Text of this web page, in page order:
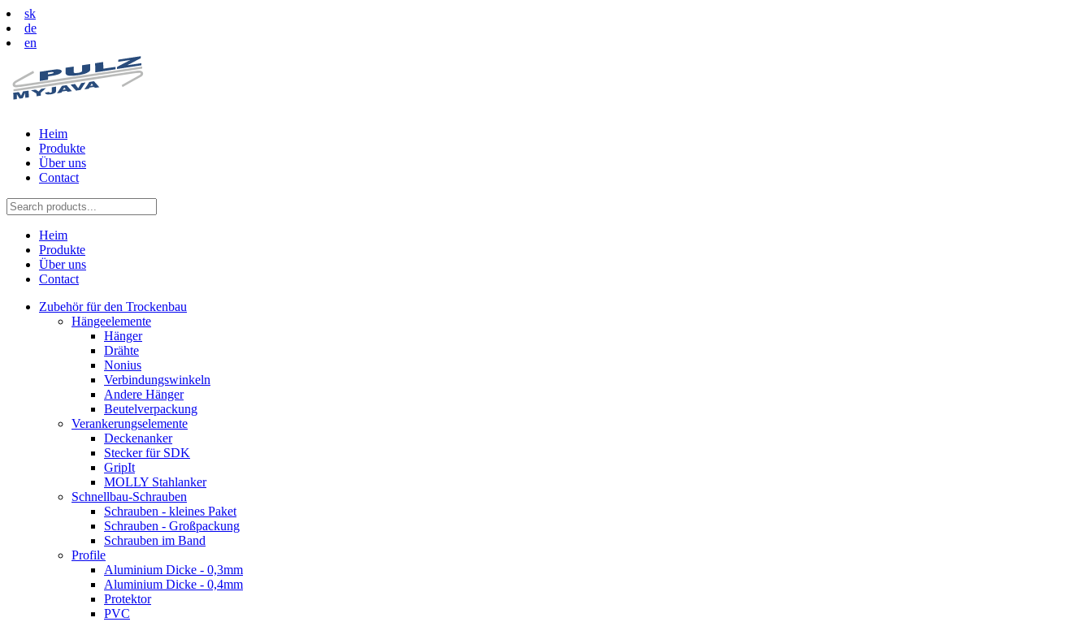
sk
de
en
Heim
Produkte
Über uns
Contact
Heim
Produkte
Über uns
Contact
Zubehör für den Trockenbau
Hängeelemente
Hänger
Drähte
Nonius
Verbindungswinkeln
Andere Hänger
Beutelverpackung
Verankerungselemente
Deckenanker
Stecker für SDK
GripIt
MOLLY Stahlanker
Schnellbau-Schrauben
Schrauben - kleines Paket
Schrauben - Großpackung
Schrauben im Band
Profile
Aluminium Dicke - 0,3mm
Aluminium Dicke - 0,4mm
Protektor
PVC